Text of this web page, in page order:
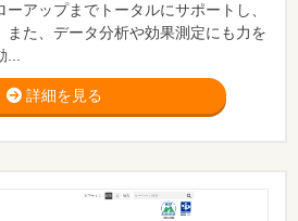
アップまでトータルにサポートし、
また、データ分析や効果測定にも力を
詳細を見る